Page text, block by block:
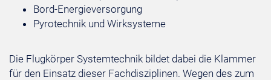
Bord-Energieversorgung
Pyrotechnik und Wirksysteme
Die Flugkörper Systemtechnik bildet dabei die Klammer
für den Einsatz dieser Fachdisziplinen. Wegen des zum